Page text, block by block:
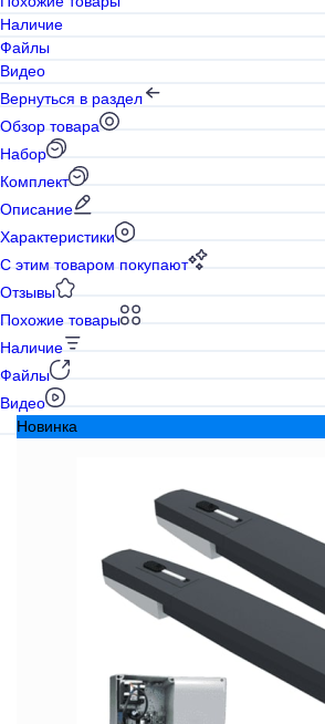
Наличие
Файлы
Видео
Вернуться в раздел
Обзор товара
Набор
Комплект
Описание
Характеристики
С этим товаром покупают
Отзывы
Похожие товары
Наличие
Файлы
Видео
Новинка